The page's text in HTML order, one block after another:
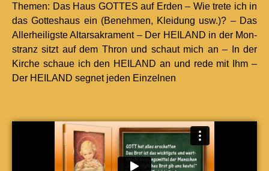
The­men: Das Haus GOTTES auf Erden – Wie trete ich in
das Gotte­shaus ein (Benehmen, Klei­dung usw.)? – Das
Aller­heilig­ste Altarsakra­ment – Der HEILAND in der Mon­
stranz sitzt auf dem Thron und schaut mich an – In der
Kirche schaue ich den HEILAND an und rede mit Ihm –
Der HEILAND seg­net jeden Einzel­nen